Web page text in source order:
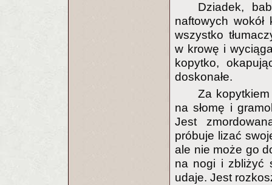
Dziadek,
naftowych
wszystko
w krowę i
kopytko,
doskonałe.
Za
na słomę i
Jest
próbuje lizać
ale nie może go
na nogi i zbliżyć
udaje. Jest